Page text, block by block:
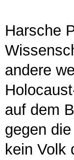
Harsche
andere
auf dem
gegen
kein Volk